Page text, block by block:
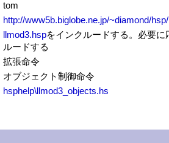
tom
http://www5b.biglobe.ne.jp/~diamond/
llmod3.hspをインクルードする。必要に
ルードする
拡張命令
オブジェクト制御命令
hsphelp\llmod3_objects.hs